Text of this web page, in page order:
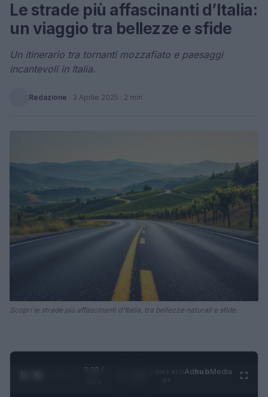
Le strade più affascinanti d’Italia:
un viaggio tra bellezze e sfide
Un itinerario tra tornanti mozzafiato e paesaggi
incantevoli in Italia.
Redazione · 3 Aprile 2025 · 2 min
Scopri le strade più affascinanti d'Italia, tra bellezze naturali e sfide.
0:28 /
AdhubMedia